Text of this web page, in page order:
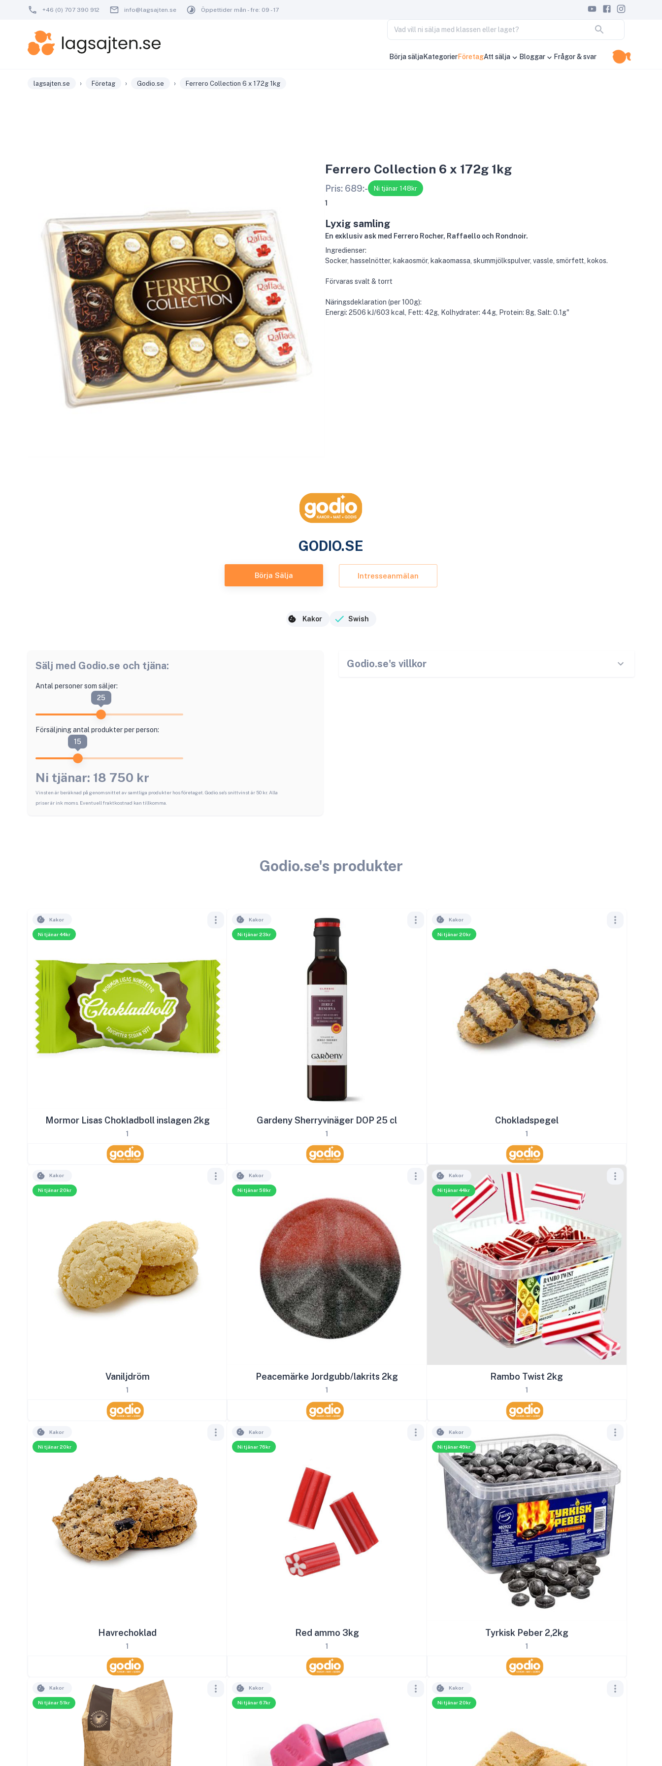
+46 (0) 707 390 912 info@lagsajten.se Öppettider mån - fre: 09 - 17
Vad vill ni sälja med klassen eller laget?
Börja säljaKategorierFöretagAtt sälja Bloggar Frågor & svar
lagsajten.se › Företag › Godio.se › Ferrero Collection 6 x 172g 1kg
Ferrero Collection 6 x 172g 1kg
Pris: 689:- Ni tjänar 148kr
1
Lyxig samling
En exklusiv ask med Ferrero Rocher, Raffaello och Rondnoir.
Ingredienser:
Socker, hasselnötter, kakaosmör, kakaomassa, skummjölkspulver, vassle, smörfett, kokos.
Förvaras svalt & torrt
Näringsdeklaration (per 100g):
Energi: 2506 kJ/603 kcal, Fett: 42g, Kolhydrater: 44g, Protein: 8g, Salt: 0.1g"
GODIO.SE
Börja Sälja Intresseanmälan
Kakor Swish
Sälj med Godio.se och tjäna:
Antal personer som säljer:
25
Försäljning antal produkter per person:
15
Ni tjänar: 18 750 kr
Vinsten är beräknad på genomsnittet av samtliga produkter hos företaget. Godio.se's snittvinst är 50 kr. Alla
priser är ink moms. Eventuell fraktkostnad kan tillkomma.
Godio.se's villkor
Godio.se's produkter
Ni tjänar 44kr
Kakor
Mormor Lisas Chokladboll inslagen 2kg
1
Ni tjänar 23kr
Kakor
Gardeny Sherryvinäger DOP 25 cl
1
Ni tjänar 20kr
Kakor
Chokladspegel
1
Ni tjänar 20kr
Kakor
Vaniljdröm
1
Ni tjänar 58kr
Kakor
Peacemärke Jordgubb/lakrits 2kg
1
Ni tjänar 44kr
Kakor
Rambo Twist 2kg
1
Ni tjänar 20kr
Kakor
Havrechoklad
1
Ni tjänar 76kr
Kakor
Red ammo 3kg
1
Ni tjänar 49kr
Kakor
Tyrkisk Peber 2,2kg
1
Ni tjänar 51kr
Kakor
Ni tjänar 67kr
Kakor
Ni tjänar 20kr
Kakor